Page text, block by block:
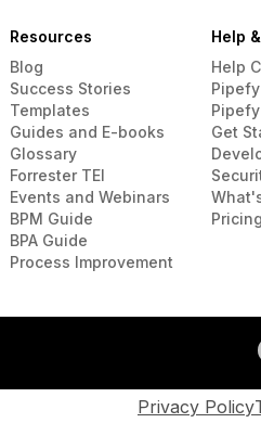
Resources
Blog
Success Stories
Templates
Guides and E-books
Glossary
Forrester TEI
Events and Webinars
BPM Guide
BPA Guide
Process Improvement
Help
Help
Get
Pricing
Privacy Policy